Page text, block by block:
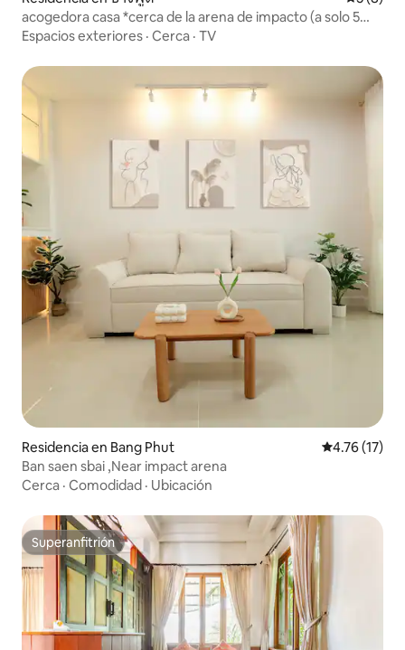
acogedora casa *cerca de la arena de impacto (a solo 5
minutos a pie)
Espacios exteriores · Cerca · TV
Residencia en Bang Phut Calificación
4.76 (17)
Ban saen sbai ,Near impact arena
Cerca · Comodidad · Ubicación
Superanfitrión
Superanfitrión